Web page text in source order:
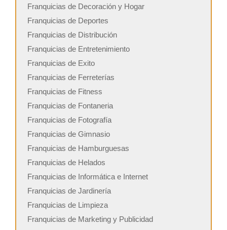
Franquicias de Decoración y Hogar
Franquicias de Deportes
Franquicias de Distribución
Franquicias de Entretenimiento
Franquicias de Exito
Franquicias de Ferreterías
Franquicias de Fitness
Franquicias de Fontaneria
Franquicias de Fotografía
Franquicias de Gimnasio
Franquicias de Hamburguesas
Franquicias de Helados
Franquicias de Informática e Internet
Franquicias de Jardinería
Franquicias de Limpieza
Franquicias de Marketing y Publicidad